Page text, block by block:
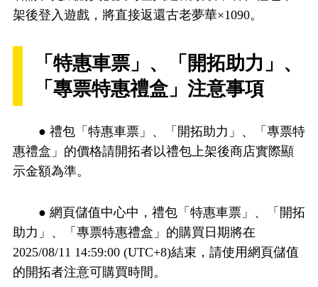
架後登入遊戲，將直接返還古老夢華×1090。
「特惠車票」、「開拓助力」、
「專票特惠禮盒」注意事項
● 禮包「特惠車票」、「開拓助力」、「專票特
惠禮盒」的價格請開拓者以禮包上架後商店實際顯
示金額為準。
● 網頁儲值中心中，禮包「特惠車票」、「開拓
助力」、「專票特惠禮盒」的購買日期將在
2025/08/11 14:59:00 (UTC+8)結束，請使用網頁儲值
的開拓者注意可購買時間。